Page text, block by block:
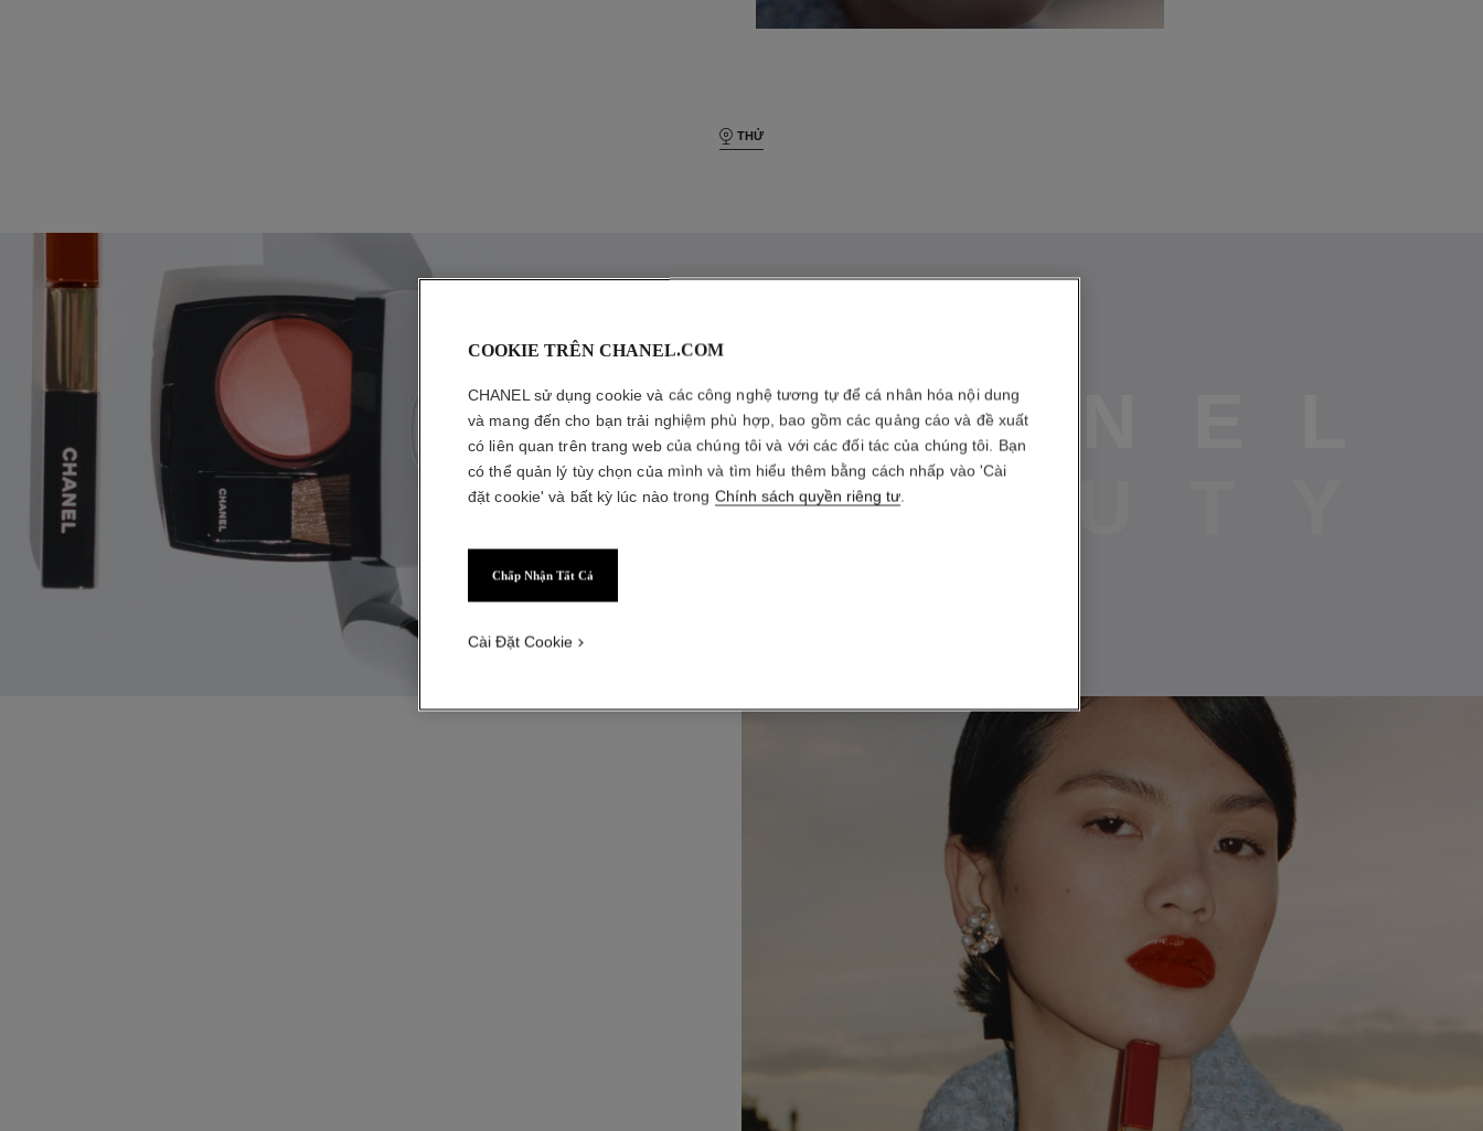
THỬ
CHA
BE
Chanel beauty
COOKIE TRÊN CHANEL.COM
CHANEL sử dụng cookie và các công nghệ tương tự để cá nhân hóa nội dung
và mang đến cho bạn trải nghiệm phù hợp, bao gồm các quảng cáo và đề xuất
có liên quan trên trang web của chúng tôi và với các đối tác của chúng tôi. Bạn
có thể quản lý tùy chọn của mình và tìm hiểu thêm bằng cách nhấp vào 'Cài
đặt cookie' và bất kỳ lúc nào trong Chính sách quyền riêng tư.
Chấp Nhận Tất Cả
Cài Đặt Cookie